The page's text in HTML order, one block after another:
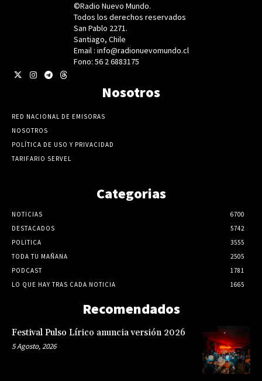
©Radio Nuevo Mundo.
Todos los derechos reservados
San Pablo 2271.
Santiago, Chile
Email : info@radionuevomundo.cl
Fono: 56 2 6883175
Nosotros
RED NACIONAL DE EMISORAS
NOSOTROS
POLÍTICA DE USO Y PRIVACIDAD
TARIFARIO SERVEL
Categorias
NOTICIAS
6700
DESTACADOS
5742
POLITICA
3555
TODA TU MAÑANA
2505
PODCAST
1781
LO QUE HAY TRAS CADA NOTICIA
1665
Recomendados
Festival Pulso Lírico anuncia versión 2026
5 Agosto, 2026